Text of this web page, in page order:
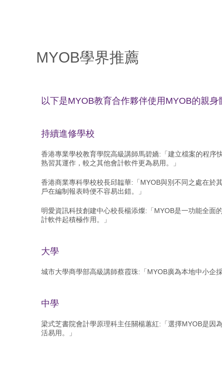
MYOB學界推薦
以下是MYOB教育合作夥伴使用MYOB的親身
持續進修學校
香港專業學校教育學院高級講師馬碧嬌:「建立檔案的程序
熟習其運作，較之其他會計軟件更為易用。」
香港商業專科學校校長邱韞華:「MYOB與別不同之處在於
戶在編制報表時便不容易出錯。」
明愛資訊科技創建中心校長楊添燦:「MYOB是一功能全面
計軟件起積極作用。」
大學
城市大學商學部高級講師蔡霞珠:「MYOB廣為本地中小企
中學
梁式芝書院會計學原理科主任關楊蕙紅:「選擇MYOB是因
活易用。」